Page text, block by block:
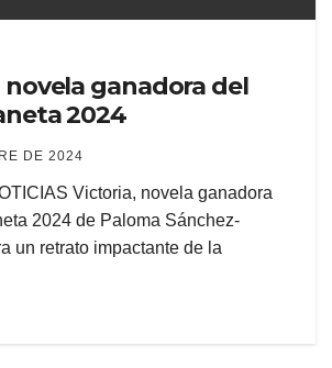
novela ganadora del
2024
DE 2024
Victoria, novela ganadora
2024 de Paloma Sánchez-
un retrato impactante de la